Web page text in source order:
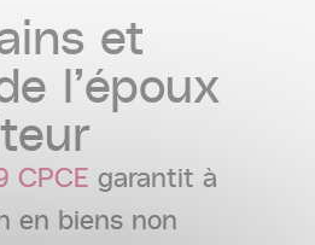
et
l’époux
CPCE garantit à
en biens non